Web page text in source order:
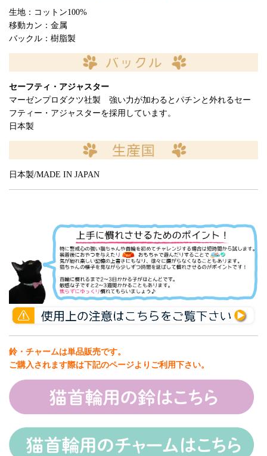
生地：コットン100%
移動カン：金属
バックル：樹脂製
セーフティ・アジャスター
マーゼンプロダクツ社製 強い力が加わるとパチンと外れるセー
フティー・アジャスターを採用しています。
日本製
日本製/MADE IN JAPAN
鈴・チャームは単品販売です。
ご購入されます際は下記のページよりご利用下さい。